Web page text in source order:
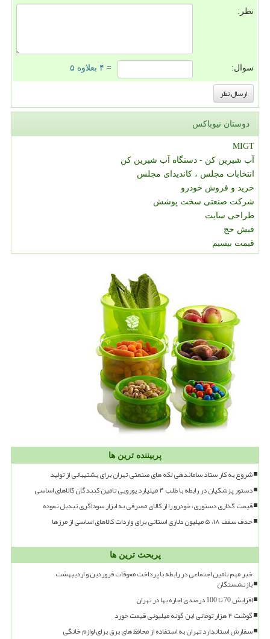
نظر:
سوال: = ۴ بعلاوه ۵
دوستان نیوباکس
MIGT
آب شیرین کن - دستگاه آب شیرین کن
انتخابات مجلس ، کاندیدای مجلس
خرید و فروش خودرو
شرکت صنعتی سخت پوشش
طراحی سایت
فیش حج
قیمت بیسیم
پربیننده ترین ها
شروع به کار ستاد ساماندهی لکه های صنعتی تهران برای پشتیبانی از تولید
دستور پزشکیان در رابطه با طلب ۴ میلیارد یورویی تامین کنندگان کالاهای اساسی
قیمت گذاری دستوری، خودرو را از کالای مصرفی به ابزار سوداگری تبدیل نموده
حذف سقف ۱۸، ۵ میلیون دلاری استانی برای واردات کالاهای اساسی از مرزها
پربحث ترین ها
خبر مهم تامین اجتماعی در رابطه با پرداخت معوقات فروردین و اردیبهشت
بازنشستگان
افزایش 70 تا 100 درصدی اجاره بها در تهران
گوشت ۴ هزار تومانی این گونه میلیونی قیمت خورد
سفارش استاندارد تهران به استفاده از محافظ های برق برای لوازم خانگی